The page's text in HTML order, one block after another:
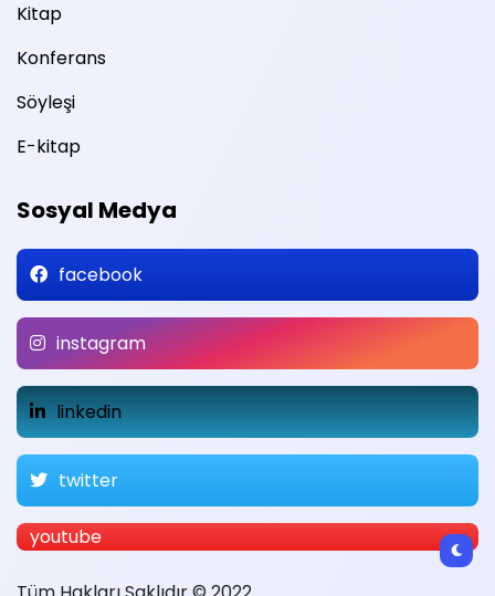
Kitap
Konferans
Söyleşi
E-kitap
Sosyal Medya
facebook
instagram
linkedin
twitter
youtube